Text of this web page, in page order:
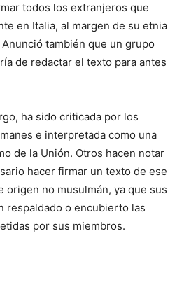
todos los extranjeros que
en Italia, al margen de su etnia
también que un grupo
de redactar el texto para antes
ha sido criticada por los
e interpretada como una
de la Unión. Otros hacen notar
hacer firmar un texto de ese
origen no musulmán, ya que sus
respaldado o encubierto las
por sus miembros.